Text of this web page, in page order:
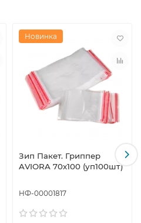
Новинка
Зип Пакет. Гриппер
AVIORA 70х100 (уп100шт)
НФ-00001817